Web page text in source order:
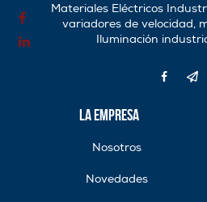
Materiales Eléctricos
variadores de velocidad,
Iluminación
La Empresa
Nosotros
Novedades